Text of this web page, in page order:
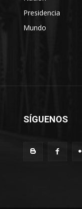
Presidencia
Mundo
SÍGUENOS